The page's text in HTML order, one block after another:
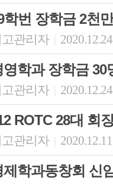
학번 장학금 2천
고관리자
영학과 장학금 30
고관리자
ROTC 28대 회
고관리자
제학과동창회 신